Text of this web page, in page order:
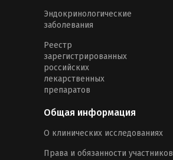
Эндокринологические
заболевания
Реестр
зарегистрированных
российских
лекарственных
препаратов
Общая информация
О клинических исследованиях
Права и обязанности участников